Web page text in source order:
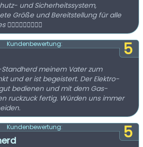
und Sicherheitssystem,
Größe und Bereitstellung für alle
5
Kundenbewertung:
meinem Vater zum
und er ist begeistert. Der Elektro-
bedienen und mit dem Gas-
ruckzuck fertig. Würden uns immer
5
Kundenbewertung: